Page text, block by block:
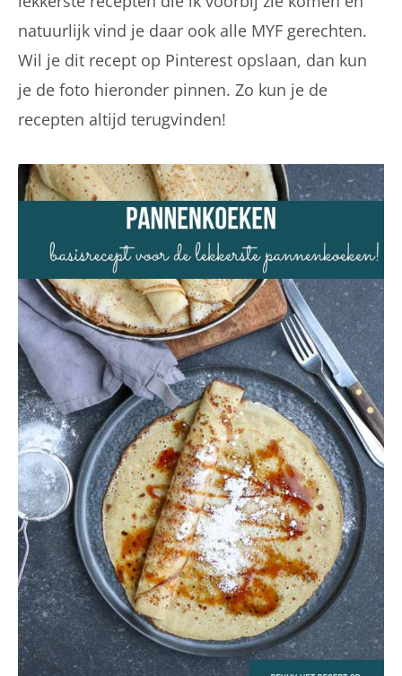
natuurlijk vind je daar ook alle MYF gerechten.
Wil je dit recept op Pinterest opslaan, dan kun
je de foto hieronder pinnen. Zo kun je de
recepten altijd terugvinden!